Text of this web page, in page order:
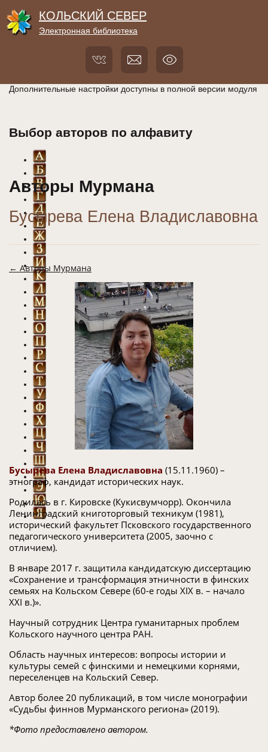
КОЛЬСКИЙ СЕВЕР
Электронная библиотека
Дополнительные настройки доступны в полной версии модуля
Выбор авторов по алфавиту
Авторы Мурмана
Бусырева Елена Владиславовна
← Авторы Мурмана
Бусырева Елена Владиславовна (15.11.1960) –
этнограф, кандидат исторических наук.
Родилась в г. Кировске (Кукисвумчорр). Окончила
Ленинградский книготорговый техникум (1981),
исторический факультет Псковского государственного
педагогического университета (2005, заочно с
отличием).
В январе 2017 г. защитила кандидатскую диссертацию
«Сохранение и трансформация этничности в финских
семьях на Кольском Севере (60-е годы ХIХ в. – начало
ХХI в.)».
Научный сотрудник Центра гуманитарных проблем
Кольского научного центра РАН.
Область научных интересов: вопросы истории и
культуры семей с финскими и немецкими корнями,
переселенцев на Кольский Север.
Автор более 20 публикаций, в том числе монографии
«Судьбы финнов Мурманского региона» (2019).
*Фото предоставлено автором.